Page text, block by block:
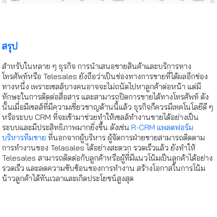
สรุป
สำหรับในหลาย ๆ ธุรกิจ การนำเสนอขายสินค้าและบริการทาง
โทรศัพท์หรือ Telesales ยังถือว่าเป็นช่องทางการขายที่ได้ผลอีกช่อง
ทางหนึ่ง เพราะเซลส์บางคนอาจจะไม่ถนัดไปหาลูกค้าต่อหน้า แต่มี
ทักษะในการติดต่อสื่อสาร และสามารถปิดการขายได้ทางโทรศัพท์ ดัง
นั้นเมื่อมีเซลส์ที่มีความเชี่ยวชาญด้านนี้แล้ว ธุรกิจก็ควรมีเทคโนโลยีดี ๆ
หรือระบบ CRM ที่จะเข้ามาช่วยทำให้เซลส์ทำงานขายได้อย่างเป็น
ระบบและมีประสิทธิภาพมากยิ่งขึ้น ดังเช่นR-CRM แพลตฟอร์ม
บริหารทีมขาย ที่นอกจากผู้บริหาร ผู้จัดการฝ่ายขายสามารถติดตาม
การทำงานของ Telasales ได้อย่างสะดวก รวดเร็วแล้ว ยังทำให้
Telesales สามารถติดต่อกับลูกค้าหรือผู้ที่มีแนวโน้มเป็นลูกค้าได้อย่าง
รวดเร็ว และลดความซับซ้อนของการทำงาน สร้างโอกาสในการโน้ม
น้าวลูกค้าได้ทันเวลาและเกิดประโยชน์สูงสุด